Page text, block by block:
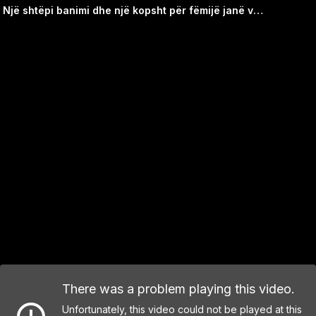
Një shtëpi banimi dhe një kopsht për fëmijë janë vënë në shitje në Prishtinë
There was a problem playing this video.
Unfortunately, this video could not be played at this